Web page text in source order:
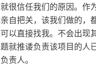
很信任我们的原因。作
自把关，该我们做的，
以直接找我。不会出现
就推诿负责该项目的人
责人。